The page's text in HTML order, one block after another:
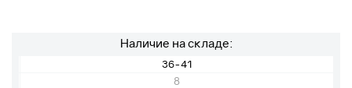
Наличие на складе:
36-41
8